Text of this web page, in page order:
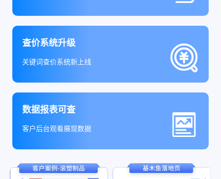
查价系统升级
关键词查价系统新上线
数据报表可查
客户后台观看展现数据